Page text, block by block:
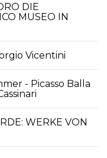
DIE
MUSEO IN
Vicentini
- Picasso Balla
WERKE VON